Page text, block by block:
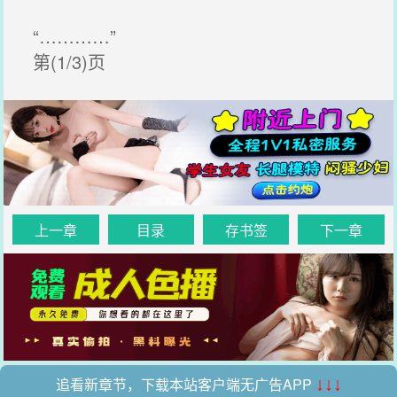
“…………”
第(1/3)页
上一章 目录 存书签 下一章
追看新章节，下载本站客户端无广告APP ↓↓↓